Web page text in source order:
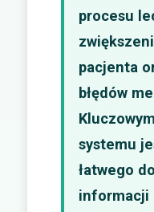
procesu
pacjenta
błędów
systemu
łatwego
informacji